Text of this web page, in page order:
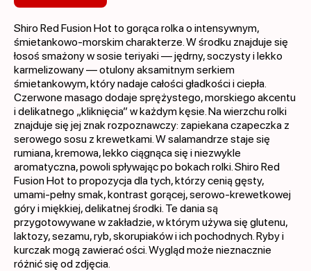
Shiro Red Fusion Hot to gorąca rolka o intensywnym,
śmietankowo-morskim charakterze. W środku znajduje się
łosoś smażony w sosie teriyaki — jędrny, soczysty i lekko
karmelizowany — otulony aksamitnym serkiem
śmietankowym, który nadaje całości gładkości i ciepła.
Czerwone masago dodaje sprężystego, morskiego akcentu
i delikatnego „kliknięcia” w każdym kęsie. Na wierzchu rolki
znajduje się jej znak rozpoznawczy: zapiekana czapeczka z
serowego sosu z krewetkami. W salamandrze staje się
rumiana, kremowa, lekko ciągnąca się i niezwykle
aromatyczna, powoli spływając po bokach rolki. Shiro Red
Fusion Hot to propozycja dla tych, którzy cenią gęsty,
umami-pełny smak, kontrast gorącej, serowo-krewetkowej
góry i miękkiej, delikatnej środki. Te dania są
przygotowywane w zakładzie, w którym używa się glutenu,
laktozy, sezamu, ryb, skorupiaków i ich pochodnych. Ryby i
kurczak mogą zawierać ości. Wygląd może nieznacznie
różnić się od zdjęcia.